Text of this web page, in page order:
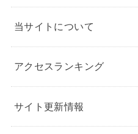
当サイトについて
アクセスランキング
サイト更新情報